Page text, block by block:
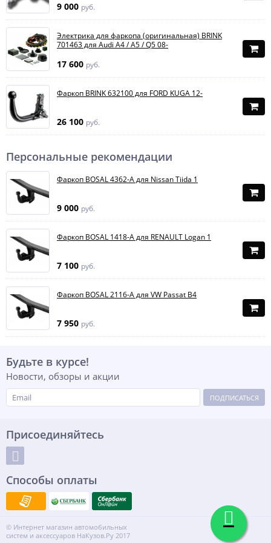
9 000 руб.
Электрика для фаркопа (оригинальная) BRINK
701463 для Audi A4 / A5 / Q5 08-
17 600 руб.
Фаркоп BRINK 632100 для FORD KUGA 12-
26 100 руб.
Персональные рекомендации
Фаркоп BOSAL 4362-A для Nissan Tiida 1
9 000 руб.
Фаркоп BOSAL 1418-A для RENAULT Logan 1
7 100 руб.
Фаркоп BOSAL 2116-A для VW Passat B4
7 950 руб.
Будьте в курсе!
Новости, обзоры и акции
ПОДПИСАТЬСЯ
Присоединяйтесь
Способы оплаты
© Интернет магазин автомобильных
систем и аксессуаров НаКузов.Ру 2017